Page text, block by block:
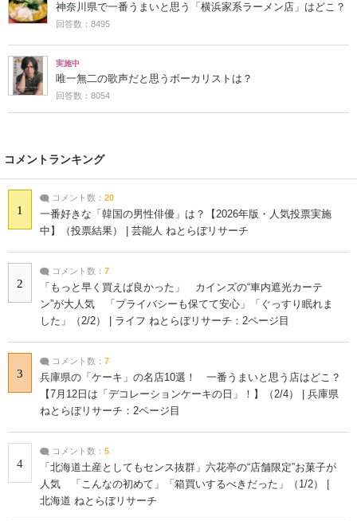
神奈川県で一番うまいと思う「横浜家系ラーメン店」はどこ？
回答数：8495
実施中
唯一無二の歌声だと思うボーカリストは？
回答数：8054
コメントランキング
1
コメント数： 20
一番好きな「韓国の男性俳優」は？【2026年版・人気投票実施
中】（投票結果） | 芸能人 ねとらぼリサーチ
2
コメント数： 7
「もっと早く買えば良かった」 カインズの“車内遮光カーテ
ン”が大人気 「プライバシーも保てて安心」「ぐっすり眠れま
した」（2/2） | ライフ ねとらぼリサーチ：2ページ目
3
コメント数： 7
兵庫県の「ケーキ」の名店10選！ 一番うまいと思う店はどこ？
【7月12日は「デコレーションケーキの日」！】（2/4） | 兵庫県
ねとらぼリサーチ：2ページ目
4
コメント数： 5
「北海道土産としてもセンス抜群」六花亭の“店舗限定”お菓子が
人気 「こんなの初めて」「箱買いするべきだった」（1/2） |
北海道 ねとらぼリサーチ